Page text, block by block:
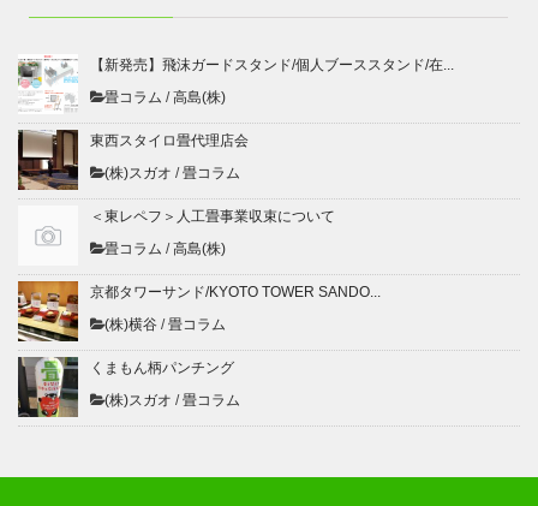
【新発売】飛沫ガードスタンド/個人ブーススタンド/在...
畳コラム /高島(株)
東西スタイロ畳代理店会
(株)スガオ /畳コラム
＜東レペフ＞人工畳事業収束について
畳コラム /高島(株)
京都タワーサンド/KYOTO TOWER SANDO...
(株)横谷 /畳コラム
くまもん柄パンチング
(株)スガオ /畳コラム